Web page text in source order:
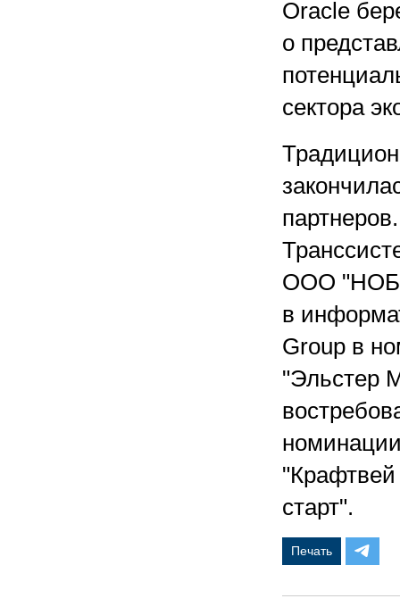
Oracle
о
сектора
ООО
в
Group в
"Эльстер
старт".
Печать